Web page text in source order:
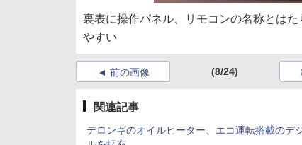
裏表に操作パネル、リモコンの名称とは
やすい
前の画像 (8/24)
関連記事
デロンギのオイルヒーター、エコ運転搭載のデ